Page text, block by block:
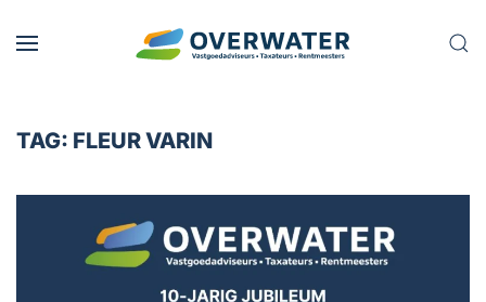
Skip to main content
TAG: FLEUR VARIN